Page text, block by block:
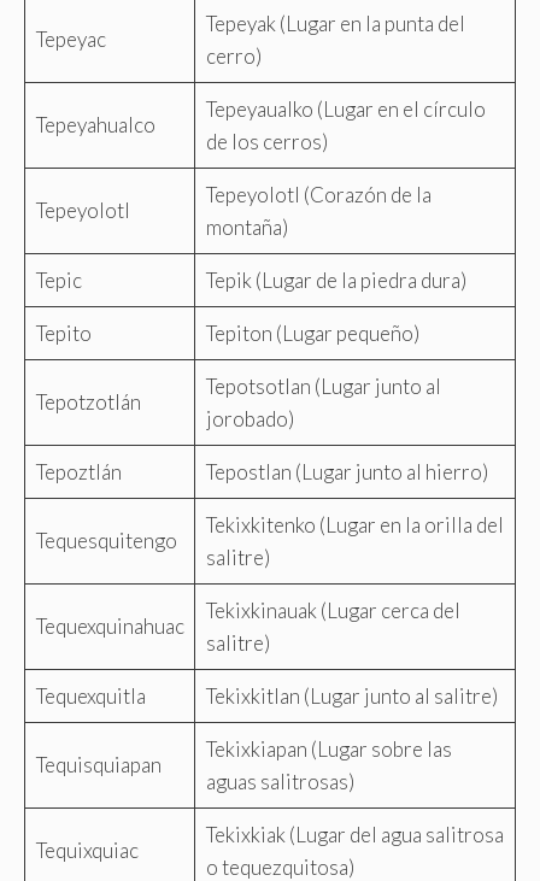
Tepeyac
Tepeyak (Lugar en la punta del
cerro)
Tepeyahualco
Tepeyaualko (Lugar en el círculo
de los cerros)
Tepeyolotl
Tepeyolotl (Corazón de la
montaña)
Tepic Tepik (Lugar de la piedra dura)
Tepito Tepiton (Lugar pequeño)
Tepotzotlán
Tepotsotlan (Lugar junto al
jorobado)
Tepoztlán Tepostlan (Lugar junto al hierro)
Tequesquitengo
Tekixkitenko (Lugar en la orilla del
salitre)
Tequexquinahuac
Tekixkinauak (Lugar cerca del
salitre)
Tequexquitla Tekixkitlan (Lugar junto al salitre)
Tequisquiapan
Tekixkiapan (Lugar sobre las
aguas salitrosas)
Tequixquiac
Tekixkiak (Lugar del agua salitrosa
o tequezquitosa)